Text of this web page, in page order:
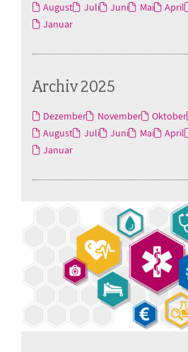
August Juli Juni Mai April
Januar
Archiv 2025
Dezember November Oktober
August
Juli Juni Mai April
Januar